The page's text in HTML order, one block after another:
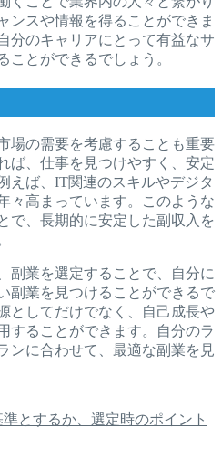
ンスや情報を得ることができま
分のキャリアにとって有益なサ
ことができるでしょう。
場の需要を考慮することも重要
ば、仕事を見つけやすく、安定
えば、IT関連のスキルやデジタ
々高まっています。このような
で、長期的に安定した副収入を
副業を選定することで、自分に
副業を見つけることができるで
としてだけでなく、自己成長や
することができます。自分のラ
ンに合わせて、最適な副業を見
とするか、選定時のポイント